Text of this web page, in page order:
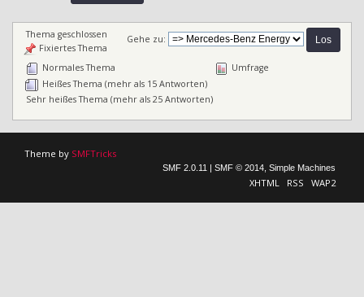
Gehe zu:
Normales Thema
Heißes Thema (mehr als 15 Antworten)
Sehr heißes Thema (mehr als 25 Antworten)
Thema geschlossen
Fixiertes Thema
Umfrage
Theme by SMFTricks
SMF 2.0.11 SMF © 2014 Simple Machines
XHTML RSS WAP2